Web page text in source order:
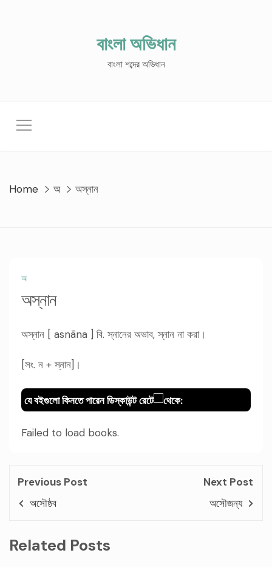
বাংলা অভিধান
বাংলা শব্দের অভিধান
Home অ অস্নান
অ
অস্নান
অস্নান [ asnāna ] বি. স্নানের অভাব, স্নান না করা।
[সং. ন + স্নান]।
যে বইগুলো কিনতে পারেন ডিস্কাউন্ট রেটে থেকে:
Failed to load books.
Previous Post
অসৌষ্ঠব
Next Post
অসৌজন্য
Related Posts